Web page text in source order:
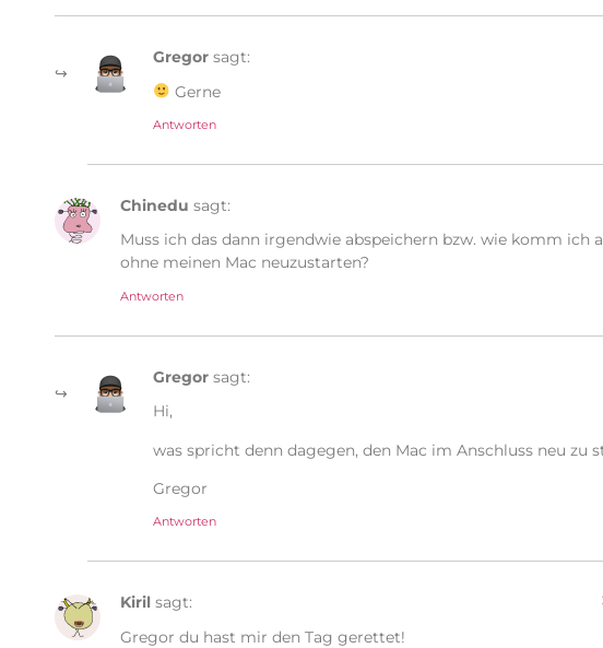
Gregor sagt:
Gerne
Antworten
Chinedu sagt:
Muss ich das dann irgendwie abspeichern bzw. wie komm ich
ohne meinen Mac neuzustarten?
Antworten
Gregor sagt:
Hi,
was spricht denn dagegen, den Mac im Anschluss neu zu
Gregor
Antworten
Kiril sagt:
Gregor du hast mir den Tag gerettet!